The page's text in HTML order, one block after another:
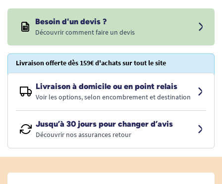
Besoin d'un devis ?
Découvrir comment faire un devis
Livraison offerte dès 159€ d'achats sur tout le site
Livraison à domicile ou en point relais
Voir les options, selon encombrement et destination
Jusqu’à 30 jours pour changer d’avis
Découvrir nos assurances retour